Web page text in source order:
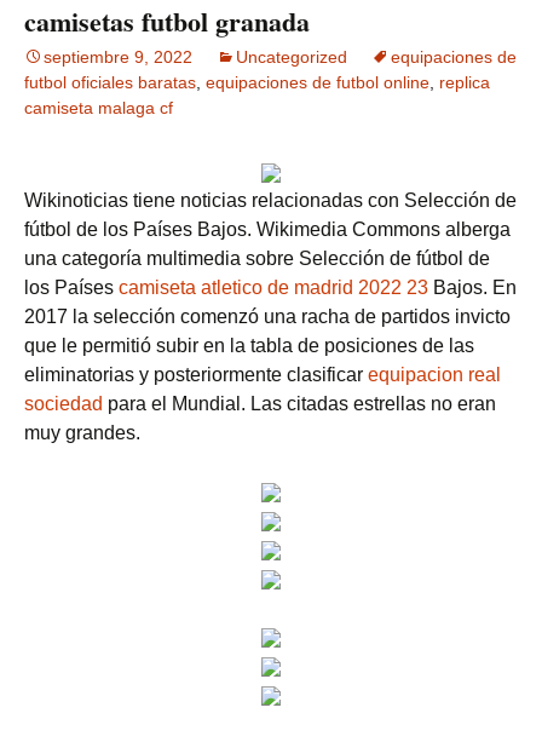
camisetas futbol granada
septiembre 9, 2022 Uncategorized
equipaciones de
futbol oficiales baratas equipaciones de futbol online replica
camiseta malaga cf
Wikinoticias tiene noticias relacionadas con Selección de
fútbol de los Países Bajos. Wikimedia Commons alberga
una categoría multimedia sobre Selección de fútbol de
los Países camiseta atletico de madrid 2022 23 Bajos. En
2017 la selección comenzó una racha de partidos invicto
que le permitió subir en la tabla de posiciones de las
eliminatorias y posteriormente clasificar equipacion real
sociedad para el Mundial. Las citadas estrellas no eran
muy grandes.